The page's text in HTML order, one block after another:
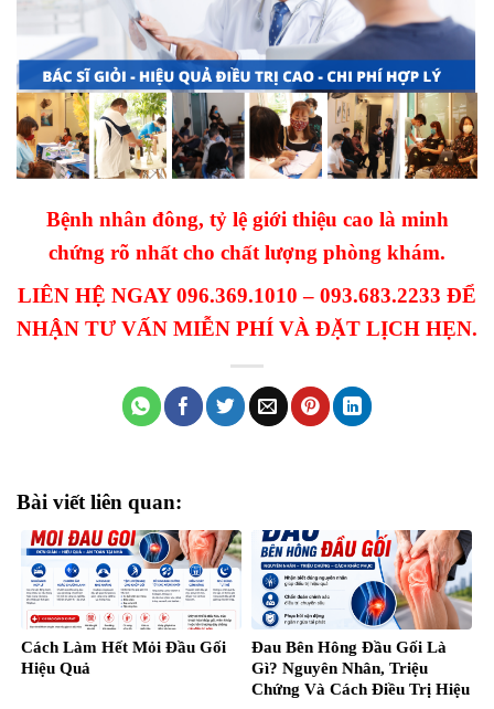
Bệnh nhân đông, tỷ lệ giới thiệu cao là minh
chứng rõ nhất cho chất lượng phòng khám.
LIÊN HỆ NGAY 096.369.1010 – 093.683.2233 ĐỂ
NHẬN TƯ VẤN MIỄN PHÍ VÀ ĐẶT LỊCH HẸN.
Bài viết liên quan:
Cách Làm Hết Mỏi Đầu Gối
Hiệu Quả
Đau Bên Hông Đầu Gối Là
Gì? Nguyên Nhân, Triệu
Chứng Và Cách Điều Trị Hiệu